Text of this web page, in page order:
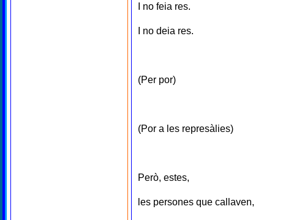
I no feia res.
I no deia res.
(Per por)
(Por a les represàlies)
Però, estes,
les persones que callaven,